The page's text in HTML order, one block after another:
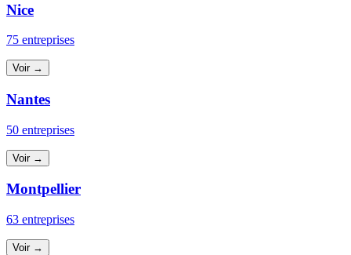
Nice
75 entreprises
Voir →
Nantes
50 entreprises
Voir →
Montpellier
63 entreprises
Voir →